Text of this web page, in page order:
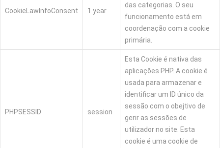
CookieLawInfoConsent 1 year
das categorias. O seu
funcionamento está em
coordenação com a cookie
primária.
PHPSESSID session
Esta Cookie é nativa das
aplicações PHP. A cookie é
usada para armazenar e
identificar um ID único da
sessão com o obejtivo de
gerir as sessões de
utilizador no site. Esta
cookie é uma cookie de